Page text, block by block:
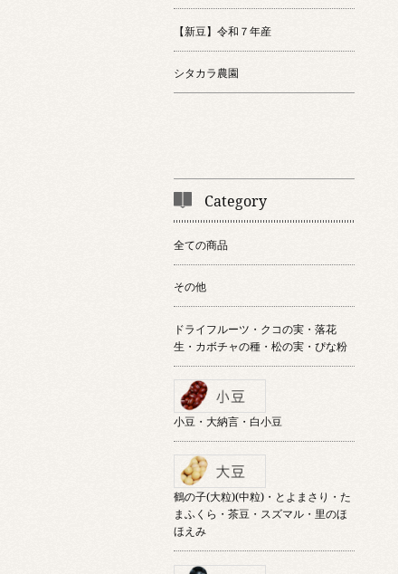
【新豆】令和７年産
シタカラ農園
Category
全ての商品
その他
ドライフルーツ・クコの実・落花
生・カボチャの種・松の実・ぴな粉
小豆・大納言・白小豆
鶴の子(大粒)(中粒)・とよまさり・た
まふくら・茶豆・スズマル・里のほ
ほえみ